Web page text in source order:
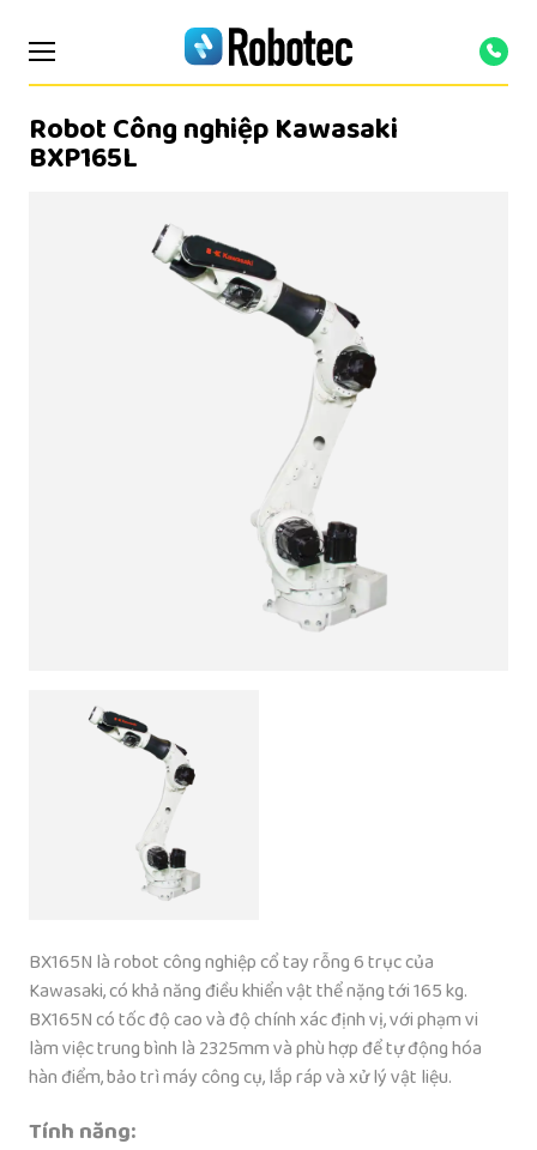
Robot Công nghiệp Kawasaki
BXP165L
BX165N là robot công nghiệp cổ tay rỗng 6 trục của
Kawasaki, có khả năng điều khiển vật thể nặng tới 165 kg.
BX165N có tốc độ cao và độ chính xác định vị, với phạm vi
làm việc trung bình là 2325mm và phù hợp để tự động hóa
hàn điểm, bảo trì máy công cụ, lắp ráp và xử lý vật liệu.
Tính năng: